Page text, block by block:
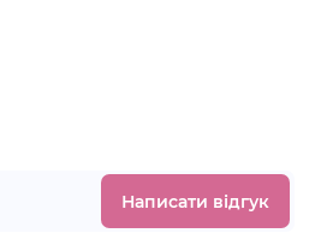
Написати відгук